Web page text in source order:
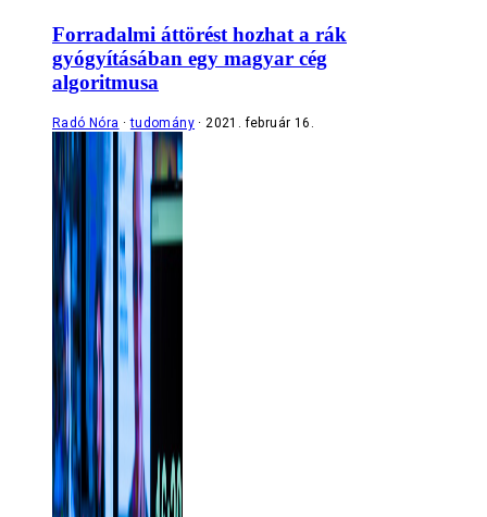
Forradalmi áttörést hozhat a rák
gyógyításában egy magyar cég
algoritmusa
Radó Nóra tudomány 2021. február 16.